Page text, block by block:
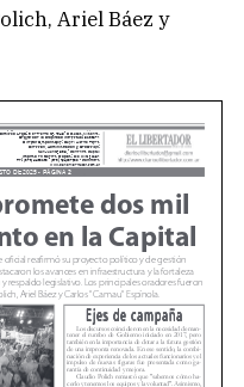
Ariel Báez y